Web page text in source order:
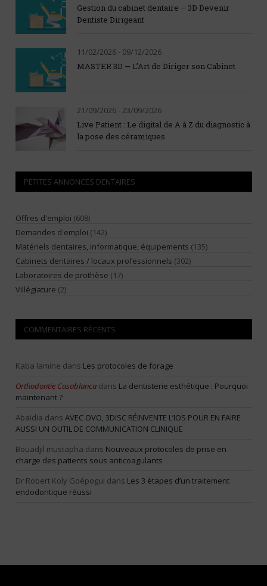
Gestion du cabinet dentaire – 3D Devenir
Dentiste Dirigeant
11/02/2026 - 09/12/2026
MASTER 3D — L’Art de Diriger son Cabinet
21/09/2026 - 23/09/2026
Live Patient : Le digital de A à Z du diagnostic à
la pose des céramiques
PETITES ANNONCES DENTAIRES
Offres d'emploi (608)
Demandes d'emploi (142)
Matériels dentaires, informatique, équipements (135)
Cabinets dentaires / locaux professionnels (302)
Laboratoires de prothèse (17)
Villégiature (2)
COMMENTAIRES RÉCENTS
Kaba lamine dans Les protocoles de forage
Orthodontie Casablanca dans La dentisterie esthétique : Pourquoi
maintenant ?
Abaidia dans AVEC OVO, 3DISC RÉINVENTE L’IOS POUR EN FAIRE
AUSSI UN OUTIL DE COMMUNICATION CLINIQUE
Bouadjil mustapha dans Nouveaux protocoles de prise en
charge des patients sous anticoagulants
Dr Robert Koly Goépogui dans Les 3 étapes d’un traitement
endodontique réussi